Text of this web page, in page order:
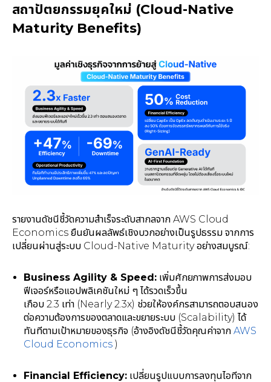
สถาปัตยกรรมยุคใหม่ (Cloud-Native
Maturity Benefits)
รายงานดัชนีชี้วัดความสำเร็จระดับสากลจาก AWS Cloud
Economics ยืนยันผลลัพธ์เชิงบวกอย่างเป็นรูปธรรม จากการ
เปลี่ยนผ่านสู่ระบบ Cloud-Native Maturity อย่างสมบูรณ์:
Business Agility & Speed: เพิ่มศักยภาพการส่งมอบ
ฟีเจอร์หรือแอปพลิเคชันใหม่ ๆ ได้รวดเร็วขึ้น
เกือบ 2.3 เท่า (Nearly 2.3x) ช่วยให้องค์กรสามารถตอบสนอง
ต่อความต้องการของตลาดและขยายระบบ (Scalability) ได้
ทันทีตามเป้าหมายของธุรกิจ (อ้างอิงดัชนีชี้วัดคุณค่าจากAWS
Cloud Economics )
Financial Efficiency: เปลี่ยนรูปแบบการลงทุนไอทีจาก